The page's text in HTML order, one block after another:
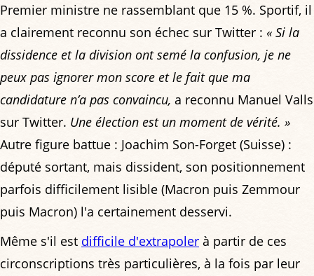
Premier ministre ne rassemblant que 15 %. Sportif, il
a clairement reconnu son échec sur Twitter : « Si la
dissidence et la division ont semé la confusion, je ne
peux pas ignorer mon score et le fait que ma
candidature n’a pas convaincu, a reconnu Manuel Valls
sur Twitter. Une élection est un moment de vérité. »
Autre figure battue : Joachim Son-Forget (Suisse) :
député sortant, mais dissident, son positionnement
parfois difficilement lisible (Macron puis Zemmour
puis Macron) l'a certainement desservi.
Même s'il est difficile d'extrapoler à partir de ces
circonscriptions très particulières, à la fois par leur